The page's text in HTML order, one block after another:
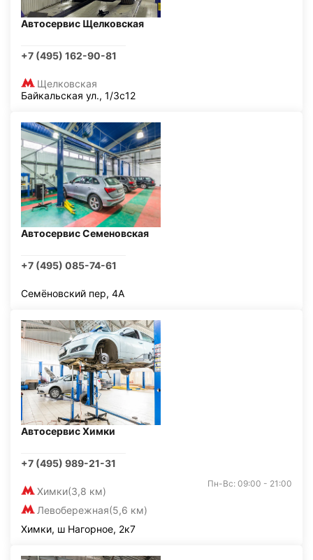
Автосервис Щелковская
+7 (495) 162-90-81
Щелковская
Байкальская ул., 1/3с12
Автосервис Семеновская
+7 (495) 085-74-61
Семёновский пер, 4А
Автосервис Химки
+7 (495) 989-21-31
Химки(3,8 км)
Левобережная(5,6 км)
Пн-Вс: 09:00 - 21:00
Химки, ш Нагорное, 2к7